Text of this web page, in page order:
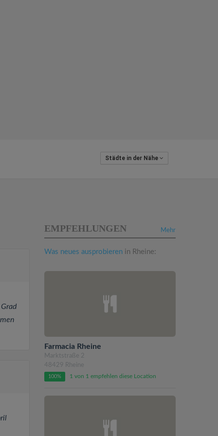
Städte in der Nähe
Mehr
EMPFEHLUNGEN
Was neues ausprobieren in Rheine:
Farmacia Rheine
Marktstraße 2
48429 Rheine
100% 1 von 1 empfehlen diese Location